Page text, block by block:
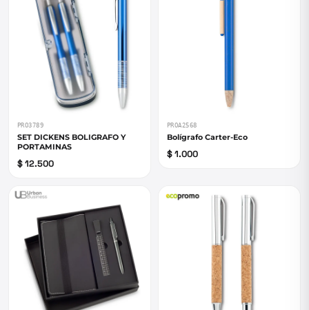
PRO3789
SET DICKENS BOLIGRAFO Y
PORTAMINAS
$ 12.500
PROA2568
Bolígrafo Carter-Eco
$ 1.000